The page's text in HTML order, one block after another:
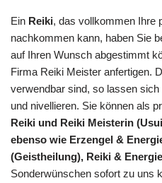
Ein Reiki, das vollkommen Ihre
nachkommen kann, haben Sie
auf Ihren Wunsch abgestimmt
Firma Reiki Meister anfertigen.
verwendbar sind, so lassen
und nivellieren. Sie können als
Reiki und Reiki Meisterin
ebenso wie Erzengel &
(Geistheilung), Reiki &
Sonderwünschen sofort zu uns